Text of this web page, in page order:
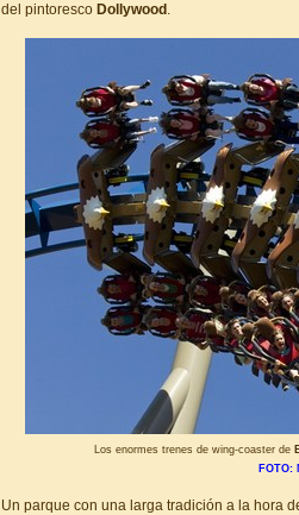
del pintoresco Dollywood .
Los enormes trenes de wing-coaster de
FOTO:
Un parque con una larga tradición a la hora